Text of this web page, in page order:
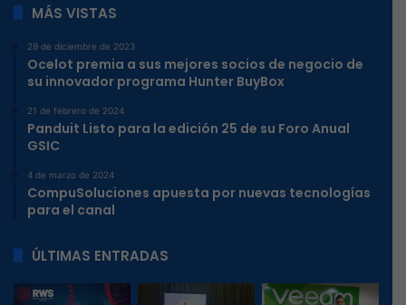
MÁS VISTAS
29 de diciembre de 2023
Ocelot premia a sus mejores socios de negocio de
su innovador programa Hunter BuyBox
21 de febrero de 2024
Panduit Listo para la edición 25 de su Foro Anual
GSIC
4 de marzo de 2024
CompuSoluciones apuesta por nuevas tecnologías
para el canal
ÚLTIMAS ENTRADAS